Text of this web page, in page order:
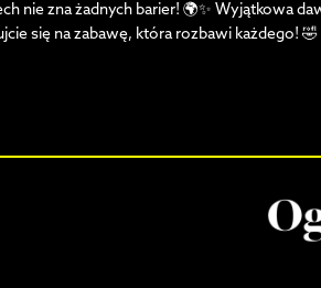
nie zna żadnych barier! 🌍✨ Wyjątkowa
się na zabawę, która rozbawi każdego! 🤣